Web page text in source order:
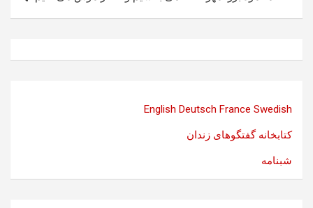
English Deutsch France Swedish
کتابخانه گفتگوهای زندان
شبنامه